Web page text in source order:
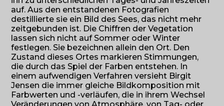
auf. Aus den entstandenen Fotografien
destillierte sie ein Bild des Sees, das nicht mehr
zeitgebunden ist. Die Chiffren der Vegetation
lassen sich nicht auf Sommer oder Winter
festlegen. Sie bezeichnen allein den Ort. Den
Zustand dieses Ortes markieren Stimmungen,
die durch das Spiel der Farben entstehen. In
einem aufwendigen Verfahren versieht Birgit
Jensen die immer gleiche Bildkomposition mit
Farbwerten und -verläufen, die in ihrem Wechsel